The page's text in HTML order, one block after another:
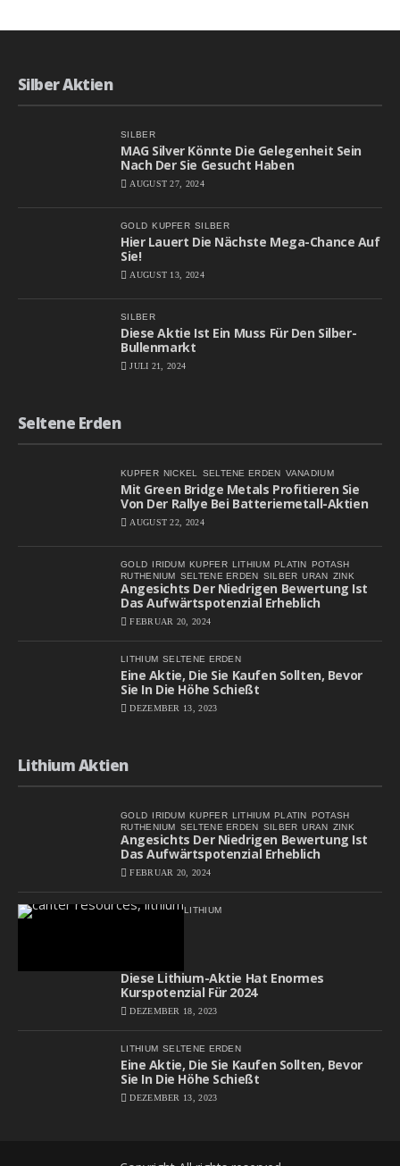
Silber Aktien
SILBER
MAG Silver Könnte Die Gelegenheit Sein
Nach Der Sie Gesucht Haben
AUGUST 27, 2024
GOLD KUPFER SILBER
Hier Lauert Die Nächste Mega-Chance Auf
Sie!
AUGUST 13, 2024
SILBER
Diese Aktie Ist Ein Muss Für Den Silber-
Bullenmarkt
JULI 21, 2024
Seltene Erden
KUPFER NICKEL SELTENE ERDEN VANADIUM
Mit Green Bridge Metals Profitieren Sie
Von Der Rallye Bei Batteriemetall-Aktien
AUGUST 22, 2024
GOLD IRIDUM KUPFER LITHIUM PLATIN POTASH
RUTHENIUM SELTENE ERDEN SILBER URAN ZINK
Angesichts Der Niedrigen Bewertung Ist
Das Aufwärtspotenzial Erheblich
FEBRUAR 20, 2024
LITHIUM SELTENE ERDEN
Eine Aktie, Die Sie Kaufen Sollten, Bevor
Sie In Die Höhe Schießt
DEZEMBER 13, 2023
Lithium Aktien
GOLD IRIDUM KUPFER LITHIUM PLATIN POTASH
RUTHENIUM SELTENE ERDEN SILBER URAN ZINK
Angesichts Der Niedrigen Bewertung Ist
Das Aufwärtspotenzial Erheblich
FEBRUAR 20, 2024
LITHIUM
Diese Lithium-Aktie Hat Enormes
Kurspotenzial Für 2024
DEZEMBER 18, 2023
LITHIUM SELTENE ERDEN
Eine Aktie, Die Sie Kaufen Sollten, Bevor
Sie In Die Höhe Schießt
DEZEMBER 13, 2023